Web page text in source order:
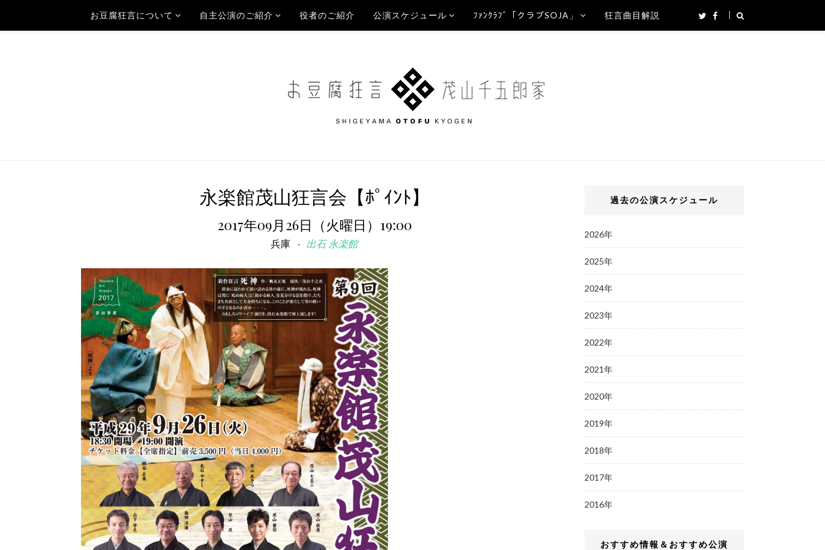
お豆腐狂言について 自主公演のご紹介 役者のご紹介 公演スケジュール ﾌｧﾝｸﾗﾌﾞ「クラブSOJA」 狂言曲目解説
永楽館茂山狂言会【ﾎﾟｲﾝﾄ】
2017年09月26日（火曜日）19:00
兵庫 出石 永楽館
過去の公演スケジュール
2026年
2025年
2024年
2023年
2022年
2021年
2020年
2019年
2018年
2017年
2016年
おすすめ情報＆おすすめ公演